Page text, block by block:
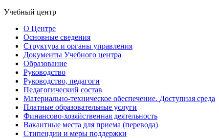
Учебный центр
О Центре
Основные сведения
Структура и органы управления
Документы Учебного центра
Образование
Руководство
Руководство, педагоги
Педагогический состав
Материально-техническое обеспечение. Доступная среда
Платные образовательные услуги
Финансово-хозяйственная деятельность
Вакантные места для приема (перевода)
Стипендии и меры поддержки